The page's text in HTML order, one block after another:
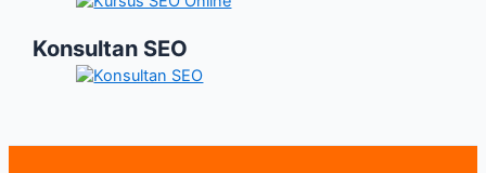
Konsultan SEO